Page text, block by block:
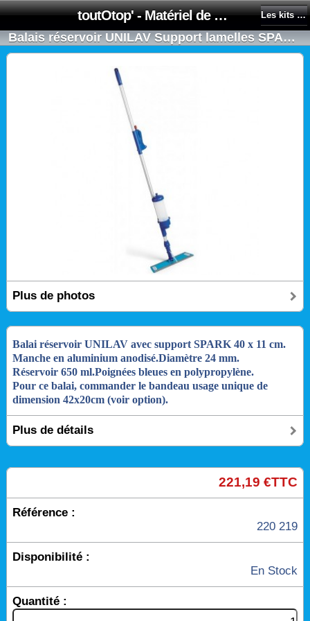
toutOtop' - Matériel de nettoyage, produit d'entretien, lubrifiant pour professionnel et particulier Les kits complets de lavage
Balais réservoir UNILAV Support lamelles SPARK/Bandeau usage unique
Plus de photos
Balai réservoir UNILAV avec support SPARK 40 x 11 cm.
Manche en aluminium anodisé.Diamètre 24 mm.
Réservoir 650 ml.Poignées bleues en polypropylène.
Pour ce balai, commander le bandeau usage unique de
dimension 42x20cm (voir option).
Plus de détails
221,19 €TTC
Référence :
220 219
Disponibilité :
En Stock
Quantité :